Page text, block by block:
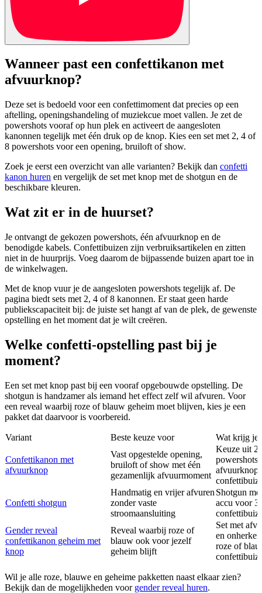
Wanneer past een confettikanon met
afvuurknop?
Deze set is bedoeld voor een confettimoment dat precies op een
aftelling, openingshandeling of muziekcue moet vallen. Je zet de
powershots vooraf op hun plek en activeert de aangesloten
kanonnen tegelijk met één druk op de knop. Kies een set met 2, 4 of
8 powershots voor een opening, bruiloft of show.
Zoek je eerst een overzicht van alle varianten? Bekijk dan confetti
kanon huren en vergelijk de set met knop met de shotgun en de
beschikbare kleuren.
Wat zit er in de huurset?
Je ontvangt de gekozen powershots, één afvuurknop en de
benodigde kabels. Confettibuizen zijn verbruiksartikelen en zitten
niet in de huurprijs. Voeg daarom de bijpassende buizen apart toe in
de winkelwagen.
Met de knop vuur je de aangesloten powershots tegelijk af. De
pagina biedt sets met 2, 4 of 8 kanonnen. Er staat geen harde
publiekscapaciteit bij: de juiste set hangt af van de plek, de gewenste
opstelling en het moment dat je wilt creëren.
Welke confetti-opstelling past bij je
moment?
Een set met knop past bij een vooraf opgebouwde opstelling. De
shotgun is handzamer als iemand het effect zelf wil afvuren. Voor
een reveal waarbij roze of blauw geheim moet blijven, kies je een
pakket dat daarvoor is voorbereid.
Variant Beste keuze voor Wat krijg je?
Confettikanon met
afvuurknop
Vast opgestelde opening,
bruiloft of show met één
gezamenlijk afvuurmoment
Keuze uit
powershots,
afvuurknop
Confetti shotgun
Handmatig en vrijer afvuren
zonder vaste
stroomaansluiting
Shotgun
accu voor 3
Gender reveal
confettikanon geheim met
knop
Reveal waarbij roze of
blauw ook voor jezelf
geheim blijft
Set met
en
roze of
Wil je alle roze, blauwe en geheime pakketten naast elkaar zien?
Bekijk dan de mogelijkheden voor gender reveal huren.